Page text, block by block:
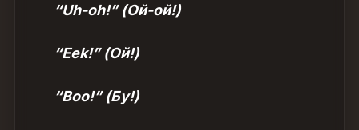
“Uh-oh!” (Ой-ой!)
“Eek!” (Ой!)
“Boo!” (Бу!)